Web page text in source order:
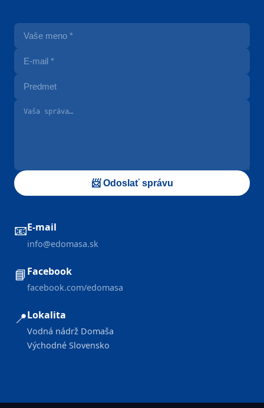
📨 Odoslať správu
📧E-mail
info@edomasa.sk
📘Facebook
facebook.com/edomasa
📍Lokalita
Vodná nádrž Domaša
Východné Slovensko